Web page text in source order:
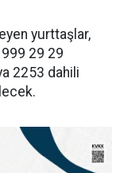
yurttaşlar,
29 29
2253 dahili